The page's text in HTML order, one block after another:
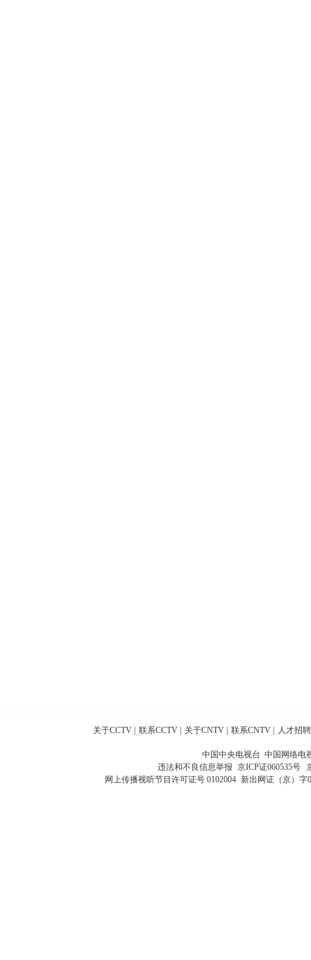
关于CCTV 联系CCTV 关于CNTV 联系CNTV 人才招聘
中国中央电视台 中国网络电
违法和不良信息举报 京ICP证060535号
网上传播视听节目许可证号 0102004 新出网证（京）